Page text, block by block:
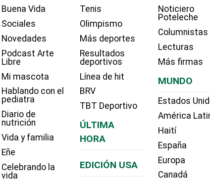
Buena Vida
Sociales
Novedades
Podcast Arte
Libre
Mi mascota
Hablando con el
pediatra
Diario de
nutrición
Vida y familia
Eñe
Celebrando la
vida
Tenis
Olimpismo
Más deportes
Resultados
deportivos
Línea de hit
BRV
TBT Deportivo
ÚLTIMA
HORA
EDICIÓN USA
Noticiero
Poteleche
Columnistas
Lecturas
Más firmas
MUNDO
Estados
América
Haití
España
Europa
Canadá